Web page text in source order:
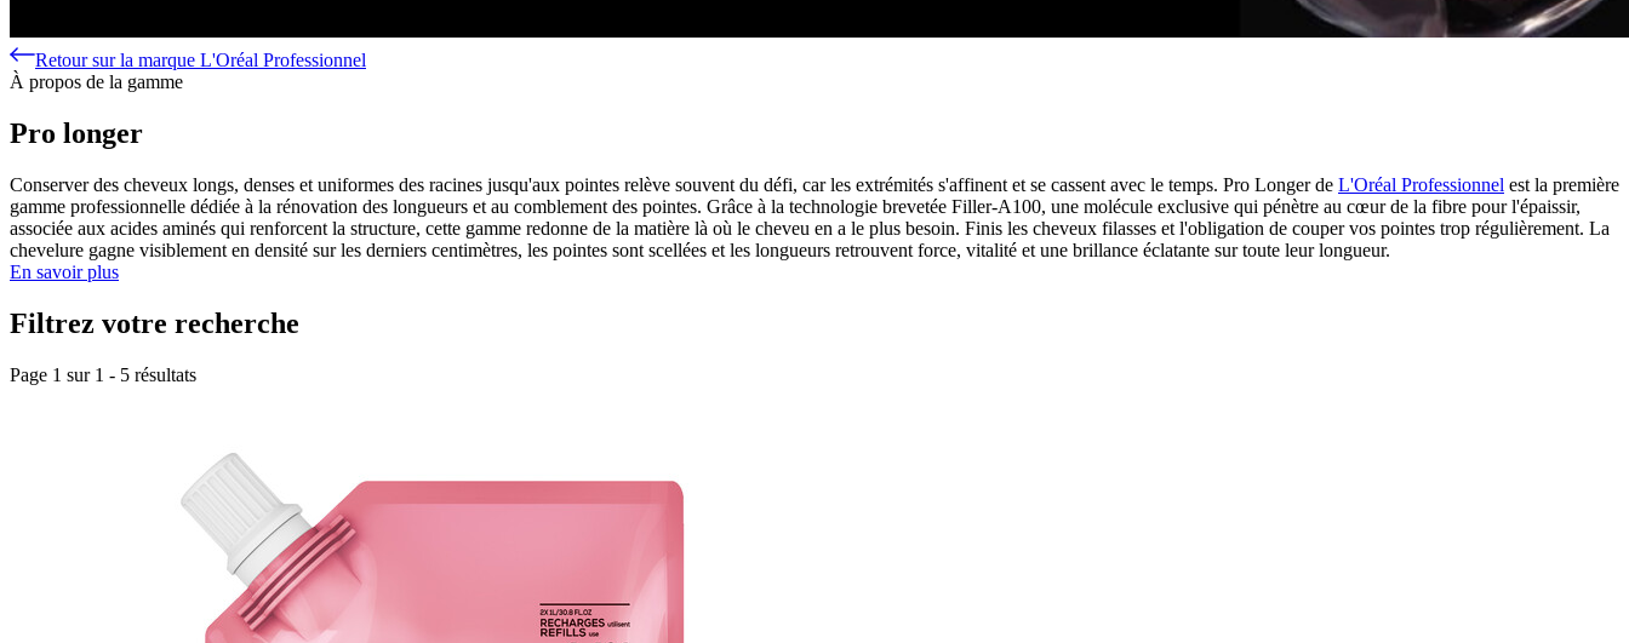
Retour sur la marque L'Oréal Professionnel
À propos de la gamme
Pro longer
Conserver des cheveux longs, denses et uniformes des racines jusqu'aux pointes relève souvent du défi, car les extrémités s'affinent et se cassent avec le temps. Pro Longer de L'Oréal Professionnel est la première
gamme professionnelle dédiée à la rénovation des longueurs et au comblement des pointes. Grâce à la technologie brevetée Filler-A100, une molécule exclusive qui pénètre au cœur de la fibre pour l'épaissir,
associée aux acides aminés qui renforcent la structure, cette gamme redonne de la matière là où le cheveu en a le plus besoin. Finis les cheveux filasses et l'obligation de couper vos pointes trop régulièrement. La
chevelure gagne visiblement en densité sur les derniers centimètres, les pointes sont scellées et les longueurs retrouvent force, vitalité et une brillance éclatante sur toute leur longueur.
En savoir plus
Filtrez votre recherche
Page 1 sur 1 - 5 résultats